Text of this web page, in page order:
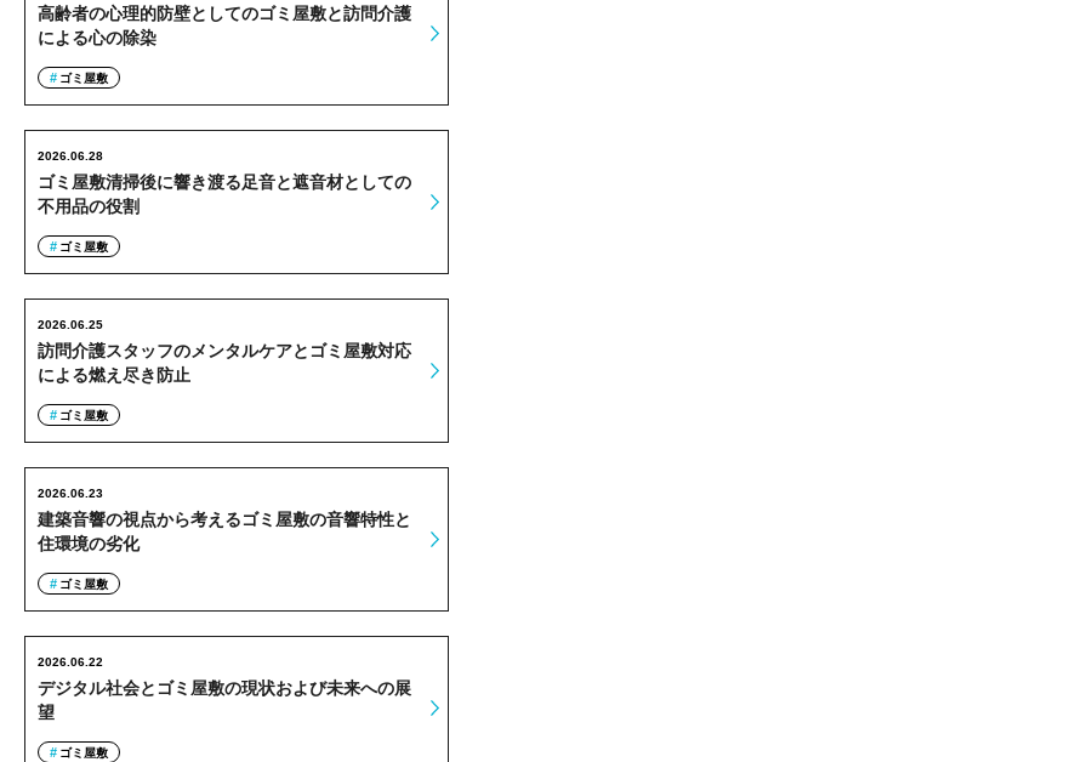
高齢者の心理的防壁としてのゴミ屋敷と訪問介護
による心の除染
ゴミ屋敷
ゴミ屋敷清掃後に響き渡る足音と遮音材としての
不用品の役割
2026.06.28
ゴミ屋敷
訪問介護スタッフのメンタルケアとゴミ屋敷対応
による燃え尽き防止
2026.06.25
ゴミ屋敷
建築音響の視点から考えるゴミ屋敷の音響特性と
住環境の劣化
2026.06.23
ゴミ屋敷
デジタル社会とゴミ屋敷の現状および未来への展
望
2026.06.22
ゴミ屋敷